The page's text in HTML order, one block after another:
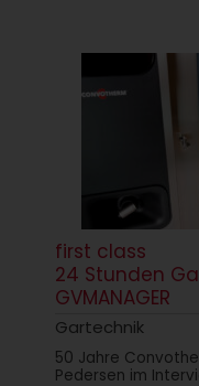
first class
24 Stunden
GVMANAGER
Gartechnik
50 Jahre
Pedersen im